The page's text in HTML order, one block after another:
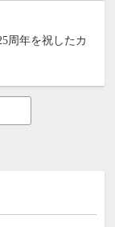
周年を祝したカ